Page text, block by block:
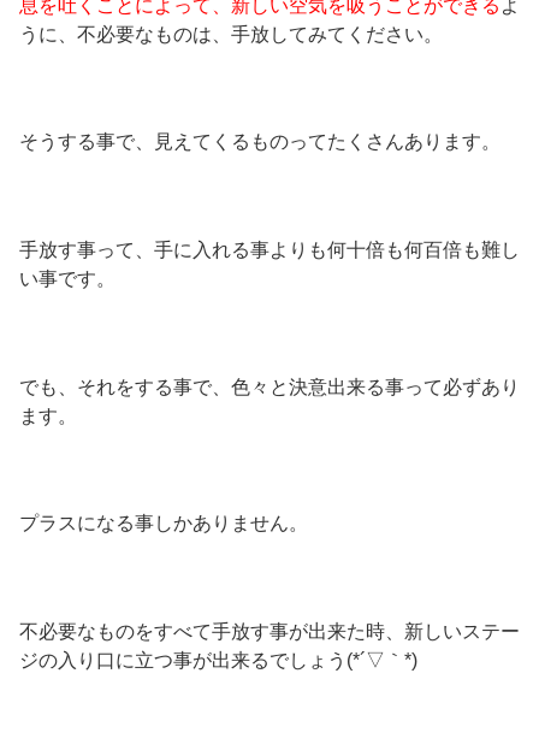
息を吐くことによって、新しい空気を吸うことができる よ
うに、不必要なものは、手放してみてください。
そうする事で、見えてくるものってたくさんあります。
手放す事って、手に入れる事よりも何十倍も何百倍も難し
い事です。
でも、それをする事で、色々と決意出来る事って必ずあり
ます。
プラスになる事しかありません。
不必要なものをすべて手放す事が出来た時、新しいステー
ジの入り口に立つ事が出来るでしょう(*´▽｀*)